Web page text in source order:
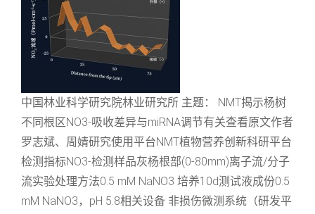
中国林业科学研究院林业研究所 主题： NMT揭示杨树
不同根区NO3-吸收差异与miRNA调节有关查看原文作者
罗志斌、周婧研究使用平台NMT植物营养创新科研平台
检测指标NO3-检测样品灰杨根部(0-80mm)离子流/分子
流实验处理方法0.5 mM NaNO3 培养10d测试液成份0.5
mM NaNO3，pH 5.8相关设备 非损伤微测系统（研发平